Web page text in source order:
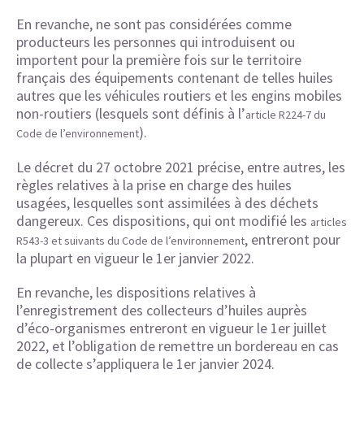
En revanche, ne sont pas considérées comme
producteurs les personnes qui introduisent ou
importent pour la première fois sur le territoire
français des équipements contenant de telles huiles
autres que les véhicules routiers et les engins mobiles
non-routiers (lesquels sont définis à l’article R224-7 du
Code de l’environnement).
Le décret du 27 octobre 2021 précise, entre autres, les
règles relatives à la prise en charge des huiles
usagées, lesquelles sont assimilées à des déchets
dangereux. Ces dispositions, qui ont modifié les articles
R543-3 et suivants du Code de l’environnement, entreront pour
la plupart en vigueur le 1er janvier 2022.
En revanche, les dispositions relatives à
l’enregistrement des collecteurs d’huiles auprès
d’éco-organismes entreront en vigueur le 1er juillet
2022, et l’obligation de remettre un bordereau en cas
de collecte s’appliquera le 1er janvier 2024.